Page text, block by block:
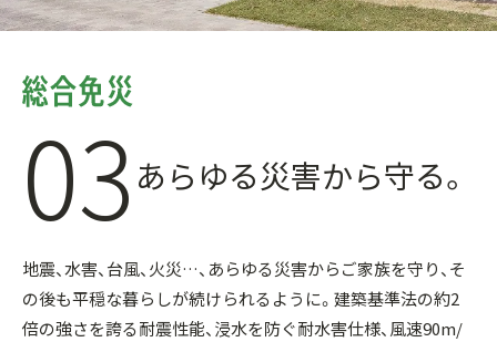
03 あらゆる災害から守る。
地震、水害、台風、火災…、あらゆる災害からご家族を守り、そ
の後も平穏な暮らしが続けられるように。建築基準法の約2
倍の強さを誇る耐震性能、浸水を防ぐ耐水害仕様、風速90m/